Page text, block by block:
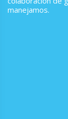
manejamos.